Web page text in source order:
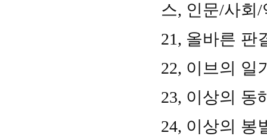
스, 인문/사회 /
21, 올바른 판
22, 이브의 일
23, 이상의 동
24, 이상의 봉